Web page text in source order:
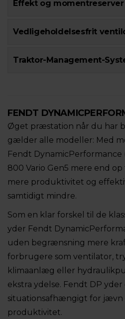
Effekt og momentreserver
Vedligeholdelsesfrit
Traktor-Management-
FENDT
Øget præstation når du har
gælder alle modeller: Med
Fendt
800 Vario Gen5 mere end
mere produktivitet og
samtidigt mindre.
Som en klar forskel til de
yder Fendt
uden begrænsning mere
forbrugere som ventilator,
klimaanlæg eller
ekstra ydelse. Fendt DP
situationsafhængigt for jævn
produktivitet.